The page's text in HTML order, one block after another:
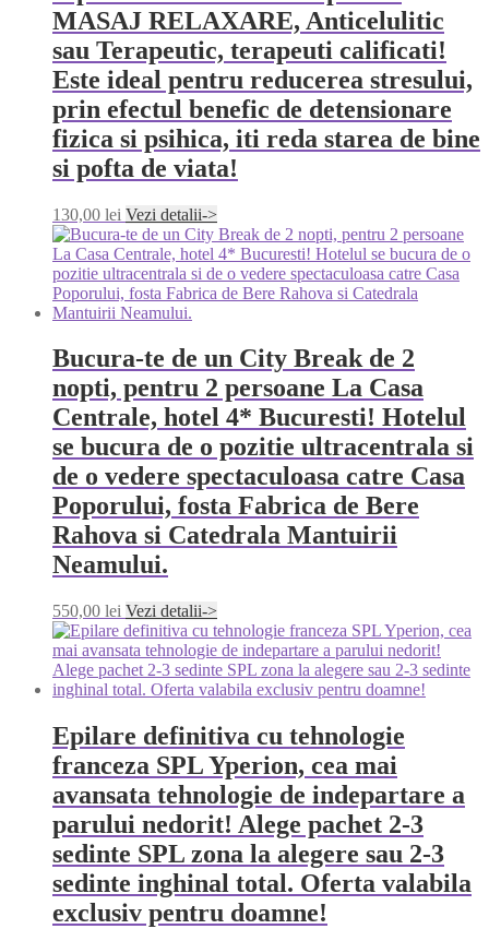
MASAJ RELAXARE, Anticelulitic
sau Terapeutic, terapeuti calificati!
Este ideal pentru reducerea stresului,
prin efectul benefic de detensionare
fizica si psihica, iti reda starea de bine
si pofta de viata!
130,00 lei Vezi detalii->
Bucura-te de un City Break de 2
nopti, pentru 2 persoane La Casa
Centrale, hotel 4* Bucuresti! Hotelul
se bucura de o pozitie ultracentrala si
de o vedere spectaculoasa catre Casa
Poporului, fosta Fabrica de Bere
Rahova si Catedrala Mantuirii
Neamului.
550,00 lei Vezi detalii->
Epilare definitiva cu tehnologie
franceza SPL Yperion, cea mai
avansata tehnologie de indepartare a
parului nedorit! Alege pachet 2-3
sedinte SPL zona la alegere sau 2-3
sedinte inghinal total. Oferta valabila
exclusiv pentru doamne!